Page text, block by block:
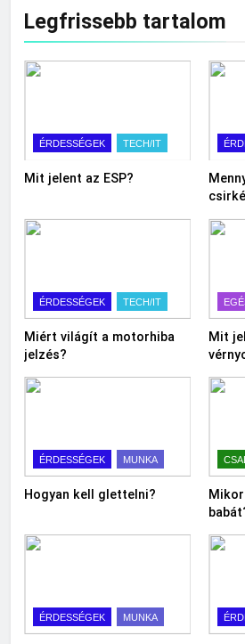
Legfrissebb tartalom
ÉRDESSÉGEK TECH/IT
Mit jelent az ESP?
ÉRDESSÉGEK TECH/IT
Miért világít a motorhiba
jelzés?
Mit
ÉRDESSÉGEK MUNKA
Hogyan kell glettelni?
ÉRDESSÉGEK MUNKA